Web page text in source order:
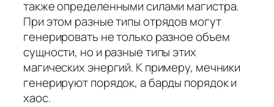
также определенными силами магистра.
При этом разные типы отрядов могут
генерировать не только разное объем
сущности, но и разные типы этих
магических энергий. К примеру, мечники
генерируют порядок, а барды порядок и
хаос.